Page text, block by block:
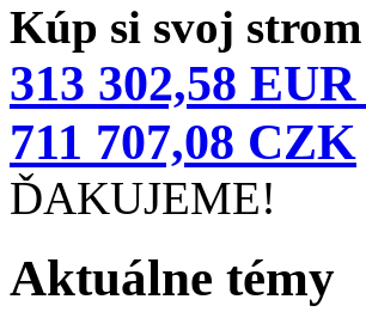
Kúp si svoj strom
313 302,58 EUR
711 707,08 CZK
ĎAKUJEME!
Aktuálne témy